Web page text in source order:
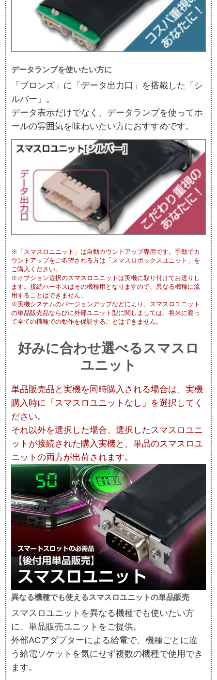
データランプを使いたい方に
「ブロンズ」に「データ出力口」を搭載した「シ
ルバー」。
データ表示だけでなく、データランプを使ってホ
ールの雰囲気を味わいたい方におすすめです。
※「スマスロユニット」は自動カウントアップ専用です。手動でカ
ウントアップをご希望される方は「スマスロボックスユニット」を
ご購入ください。
※オプション選択のスマスロユニットは実機に取り付けてお送りし
ます。接続ハーネスはその機種用となりますので、異なる機種に流
用することはできません。
※実機システムのバージョンアップなどにより、スマスロユニット
の単品販売品ならびに外部ユニット型に関しましては、将来に渡っ
て全ての機種での動作を保証することはできません。
好みに合わせ選べるスマスロ
ユニット
単品販売品と実機を同時購入される場合は、実機
購入時に「スマスロユニットなし」を選択してく
ださい。
それ以外を選択した場合、選択したスマスロユニ
ットが接続された購入実機と、単品のスマスロユ
ニットの両方が出荷されます。
異なる機種でも使えるスマスロユニットの単品販売
スマスロユニットを異なる機種でも使いたい方
に、単品販売ユニットをご提供。
外部ACアダプターによる給電で、機種ごとに違
う給電ソケットを気にせず複数の機種で使用でき
ます。